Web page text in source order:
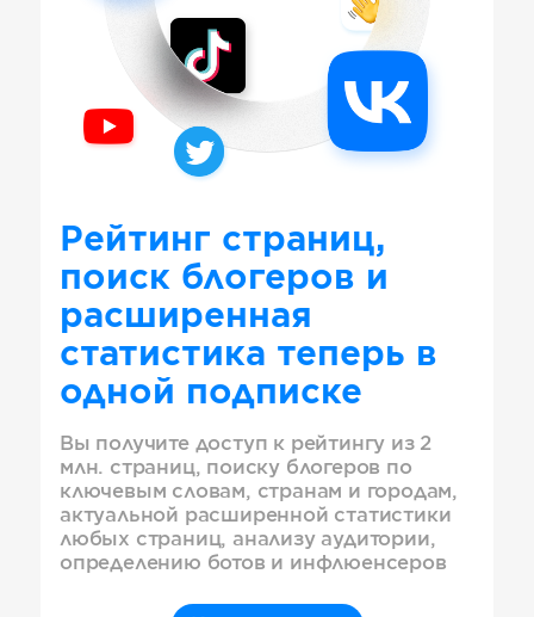
Рейтинг страниц,
поиск блогеров и
расширенная
статистика теперь в
одной подписке
Вы получите доступ к рейтингу из 2
млн. страниц, поиску блогеров по
ключевым словам, странам и городам,
актуальной расширенной статистики
любых страниц, анализу аудитории,
определению ботов и инфлюенсеров